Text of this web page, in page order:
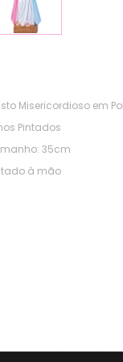
Misericordioso em
Pintados
35cm
à mão